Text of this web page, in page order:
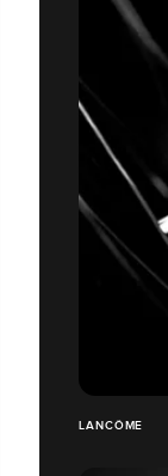
LANCÔME